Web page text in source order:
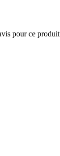
pour ce produit